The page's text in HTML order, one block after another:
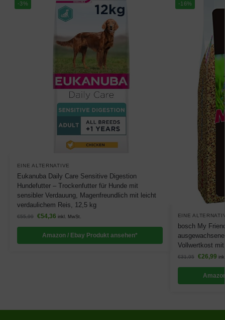
-3%
EINE ALTERNATIVE
Eukanuba Daily Care Sensitive Digestion
Hundefutter – Trockenfutter für Hunde mit
sensibler Verdauung, Magenfreundlich mit leicht
verdaulichem Reis, 12,5 kg
€55,99 €54,36 inkl. MwSt.
Amazon / Ebay Produkt ansehen*
-16%
EINE
bosch My
Vollwertkost
€31,95 €26,99